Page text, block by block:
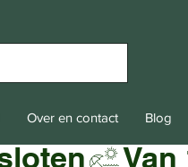
Over en contact Blog